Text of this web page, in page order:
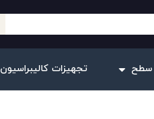
سطح تجهیزات کالیبراسیون